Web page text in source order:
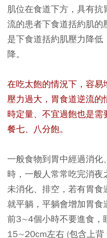
肌位在食道下方，具有
流的患者下食道括約肌
是下食道括約肌壓力降
降。
在吃太飽的情況下，容
壓力過大，胃食道逆流
時定量、不宜過飽也是
餐七、八分飽。
一般食物到胃中經過消
時，一般人常常吃完消
未消化、排空，若有胃
就平躺，平躺會增加胃
前3∼4個小時不要進食，
15∼20cm左右 (包含上背